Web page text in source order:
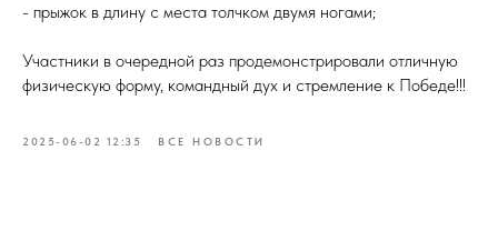
- прыжок в длину с места толчком двумя ногами;
Участники в очередной раз продемонстрировали отличную
физическую форму, командный дух и стремление к Победе!!!
2025-06-02 12:35 ВСЕ НОВОСТИ